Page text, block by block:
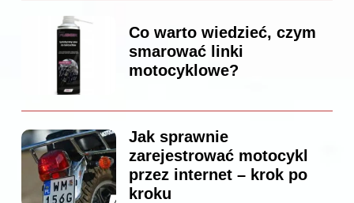
Co warto wiedzieć, czym
smarować linki
motocyklowe?
Jak sprawnie
zarejestrować motocykl
przez internet – krok po
kroku